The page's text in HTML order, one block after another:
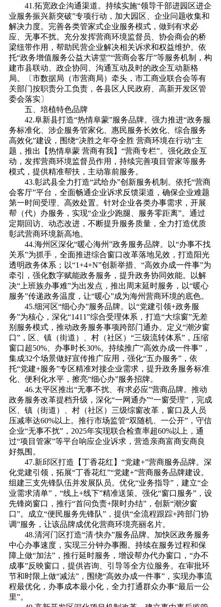
41.拓宽政企沟通渠道。持续实施“领导干部进园区进企
业服务振兴新突破”专项行动，加大园区、企业问题收集和
解决力度。完善各类管家式企业服务模式，做到有求必
应、无事不扰。充分发挥营商环境监督员、协会商会的桥
梁纽带作用，帮助民营企业解决相关诉求和权益维护。依
托“政务增值服务公益大讲堂”“营商会客厅”等服务机制，构
建市县联动、政企协同、沟通互动及时的政企互动新格
局。〔市数据局（市营商局）牵头，市工商业联合会等有
关部门按职责分工负责，各县区人民政府、高新开发区管
委会落实〕
五、培植特色品牌
42.阜新县打造“热情阜蒙”服务品牌。强力推进“政务服
务标准化、涉企服务管家化、惠民服务长效化、综合服务
高效化”建设，围绕“决胜之年夺全胜 营商环境在行动”主
题，推出【热情阜蒙 营商有我】“营商专栏”。强化政企互
动，发挥营商环境监督员作用，持续完善项目管家等服务
模式，提供精准帮扶，主动靠前服务。
43.彰武县全力打造“武给办”创新服务机制。依托“营商
会客厅”平台，全面畅通企业诉求反馈渠道，确保企业难题
第一时间受理、高效处置。针对企业各类办事需求，开展
帮（代）办服务，实现“企业少跑腿、服务零距离”。通过
定期回访、动态改进，不断提升服务质量，全力打造优质
彰武营商环境新高地。
44.海州区深化“暖心海州”政务服务品牌。以“办事不找
关系”为抓手，全面推进综合窗口改革落地见效，打造阳光
透明政务体系；以“1+4+N”创新举措、“高效办成一件事”为
牵引，强化数字赋能政务服务，提升政务协同效能。以解
决“上班族办事难”为出发点，推出周末延时服务，以“暖心
服务”传递政务温度，让“暖心”成为海州营商环境的底色。
45.细河区“细心办”服务品牌。以“党建引领+政务服
务”为核心，深化“1411”综合受理体系，打造“大综窗”无差
别服务模式，推动政务服务事项跨部门通办。定义“潮汐窗
口”，区、镇（街道）、村（社区）“三级流转体系”，压缩
窗口超50%、办事时长30%。持续推广“高效办成一件事”，
集成32个场景做好宣传推广应用，强化“五办服务”，依
托“党建+服务”专区精准对接企业需求，提升政务服务标准
化、便利化水平，擦亮“细心办”服务招牌。
46.太平区推出“无事不扰、有求必应”营商品牌。推动
政务服务改革提档升级，深化“一网通办”“一窗受理”，完成
区、镇（街道）、村（社区）三级综窗改革，窗口及人员
压减率达60%以上。推行市场监管“双随机、一公开”，守信
企业“无事不扰”，2025年实现联合检查率超60%以上，通
过“项目管家”等平台响应企业诉求，营造亲商富商安商良
好氛围。
47.新邱区打造【丁香花红】“党建+”营商服务品牌。深
化党建引领，拓展“丁香花红”“党建+”营商服务品牌建设。
组建三支先锋队伍并发展队员。优化“业务指导”，建立“企
业需求清单”，“线上+线下”精准送策。强化“窗口服务”，设
先锋岗窗口，推行“首问负责+限时办结”，创新“潮汐窗
口”。成立“便民服务先锋队”，提供“全流程跟踪+跨部门协
调”服务，让该品牌成优化营商环境亮丽名片。
48.清河门区打造“清·快办”服务品牌。加快区政务服务
中心办事速度，实现三分钟办事圈。持续在服务过程和保
障上做“加法”，推行延时服务，增设帮办代办窗口，“办不
成事”反映窗口，提供咨询、引导等全方位服务。在审批环
节和时限上做“减法”，围绕“高效办成一件事”，实现办事流
程最优化，办事成本最小化，全力打通群众办事“最后一公
里”。